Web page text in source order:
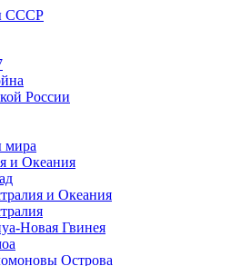
СССР
России
мира
и Океания
и Океания
Новая Гвинея
Острова